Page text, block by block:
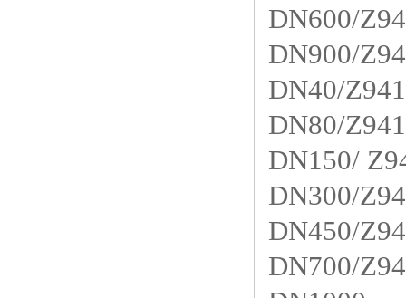
DN600/
DN900/
DN40/
DN80/
DN150/
DN300/
DN450/
DN700/